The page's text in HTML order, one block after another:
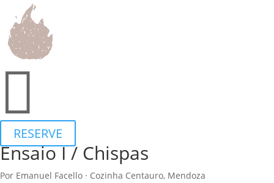

RESERVE
Ensaio I / Chispas
Por Emanuel Facello · Cozinha Centauro, Mendoza